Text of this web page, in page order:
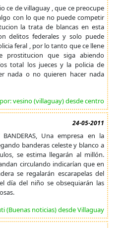
ce de villaguay , que ce preocupe
con lo que no puede competir
la trata de blancas en esta
delitos federales y solo puede
feral , por lo tanto que ce llene
prostitucion que siga abiendo
total los jueces y la policia de
nada o no quieren hacer nada
vesino (villaguay) desde centro
24-05-2011
BANDERAS, Una empresa en la
banderas celeste y blanco a
se estima llegarán al millón.
circulando indicarían que en
se regalarán escarapelas del
día del niño se obsequiarán las
(Buenas noticias) desde Villaguay